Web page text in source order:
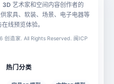
文件大小
3D 艺术家和空间内容创作者的
家具、软装、场景、电子电器等
线预览体验。
造家. All Rights Reserved. 闽ICP
热门分类